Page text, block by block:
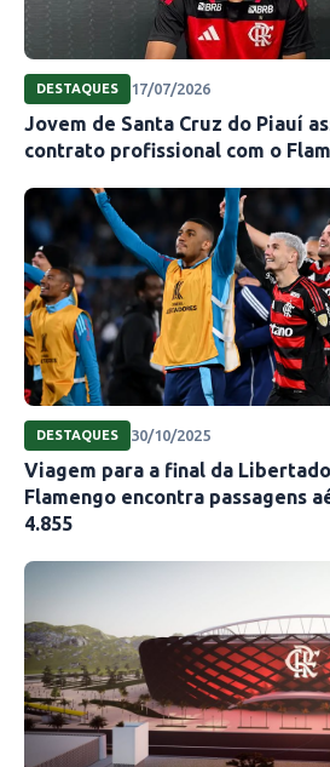
DESTAQUES 17/07/2026
Jovem de Santa Cruz do Piauí
contrato profissional com o
DESTAQUES 30/10/2025
Viagem para a final da
Flamengo encontra passagens
4.855